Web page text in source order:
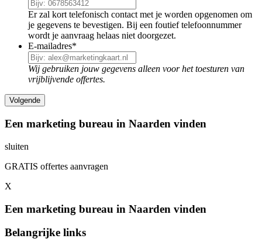
Er zal kort telefonisch contact met je worden opgenomen om
je gegevens te bevestigen. Bij een foutief telefoonnummer
wordt je aanvraag helaas niet doorgezet.
E-mailadres*
Wij gebruiken jouw gegevens alleen voor het toesturen van
vrijblijvende offertes.
Een marketing bureau in Naarden vinden
sluiten
GRATIS offertes aanvragen
X
Een marketing bureau in Naarden vinden
Belangrijke links